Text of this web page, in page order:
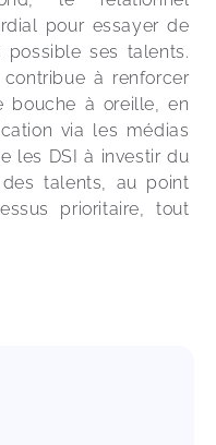
pour essayer de
ses talents.
à renforcer
bouche à oreille, en
via les médias
les DSI à investir du
talents, au point
prioritaire, tout